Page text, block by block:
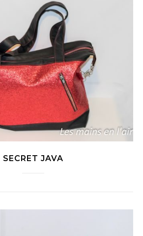
SECRET JAVA